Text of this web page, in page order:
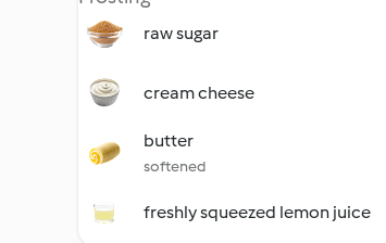
raw sugar
cream cheese
butter
softened
freshly squeezed lemon juice